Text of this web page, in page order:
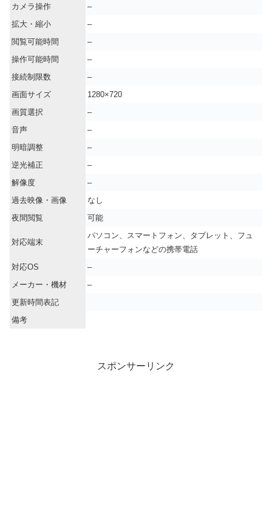
カメラ操作
–
拡大・縮小
–
閲覧可能時間
–
操作可能時間
–
接続制限数
–
画面サイズ
1280×720
画質選択
–
音声
–
明暗調整
–
逆光補正
–
解像度
–
過去映像・画像
なし
夜間閲覧
可能
対応端末
パソコン、スマートフォン、タブレット、フュ
ーチャーフォンなどの携帯電話
対応OS
–
メーカー・機材
–
更新時間表記
備考
スポンサーリンク